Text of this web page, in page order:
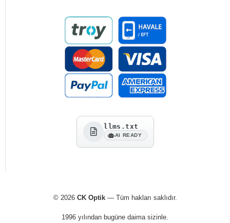
llms.txt
AI READY
© 2026 CK Optik— Tüm hakları saklıdır.
1996 yılından bugüne daima sizinle.